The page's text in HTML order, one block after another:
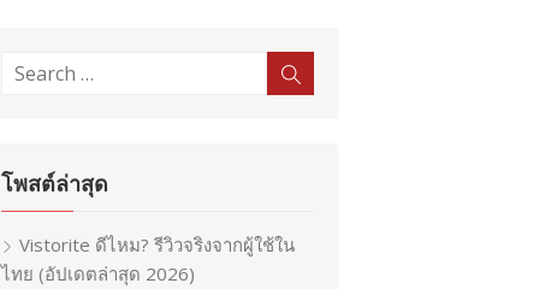
Search
Search
โพสต์ล่าสุด
Vistorite ดีไหม? รีวิวจริงจากผู้ใช้ใน
ไทย (อัปเดตล่าสุด 2026)